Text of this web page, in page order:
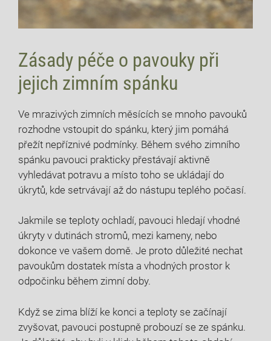
Zásady péče o pavouky při
jejich zimním spánku
Ve mrazivých zimních měsících se mnoho pavouků
rozhodne vstoupit do spánku, který jim pomáhá
přežít nepříznivé podmínky. Během svého zimního
spánku pavouci prakticky přestávají aktivně
vyhledávat potravu a místo toho se ukládají do
úkrytů, kde setrvávají až do nástupu teplého počasí.
Jakmile se teploty ochladí, pavouci hledají vhodné
úkryty v dutinách stromů, mezi kameny, nebo
dokonce ve vašem domě. Je proto důležité nechat
pavoukům dostatek místa a vhodných prostor k
odpočinku během zimní doby.
Když se zima blíží ke konci a teploty se začínají
zvyšovat, pavouci postupně probouzí se ze spánku.